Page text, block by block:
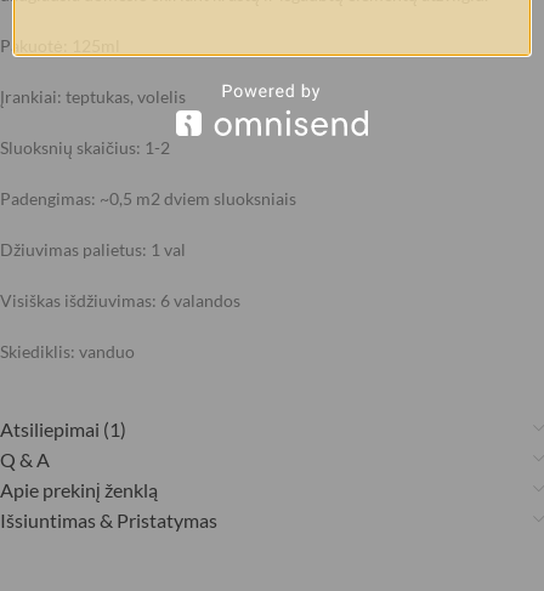
Pakuotė: 125ml
Įrankiai: teptukas, volelis
Sluoksnių skaičius: 1-2
Padengimas: ~0,5 m2 dviem sluoksniais
Džiuvimas palietus: 1 val
Visiškas išdžiuvimas: 6 valandos
Skiediklis: vanduo
Atsiliepimai (1)
Q & A
Apie prekinį ženklą
Išsiuntimas & Pristatymas